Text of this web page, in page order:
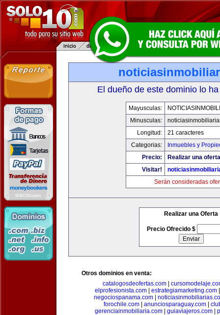
El dueño de este dominio lo
Mayusculas:
Minusculas:
Longitud:
21 caracteres
Categorias:
Inmuebles y
Precio:
Realizar una
Visitar!
Serán consideradas
Realizar una Oferta
Precio Ofrecido $
Otros dominios en venta:
catalogosdeofertas.com|
elprofesionista.com
estrategiamarketing.com
negociospanama.com
forochile.com| anunciosparaguay.com|
gerenciainmobiliaria.com
guiaviajeros.com